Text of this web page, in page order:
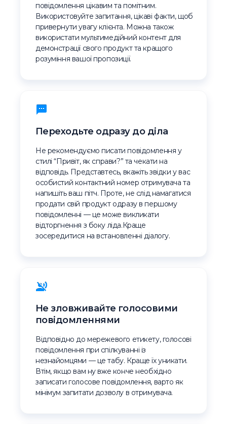
повідомлення цікавим та помітним.
Використовуйте запитання, цікаві факти, щоб
привернути увагу клієнта. Можна також
використати мультимедійний контент для
демонстрації свого продукт та кращого
розуміння вашої пропозиції.
Переходьте одразу до діла
Не рекомендуємо писати повідомлення у
стилі “Привіт, як справи?” та чекати на
відповідь. Представтесь, вкажіть звідки у вас
особистий контактний номер отримувача та
напишіть ваш пітч. Проте, не слід намагатися
продати свій продукт одразу в першому
повідомленні — це може викликати
відторгнення з боку ліда.Краще
зосередитися на встановленні діалогу.
Не зловживайте голосовими
повідомленнями
Відповідно до мережевого етикету, голосові
повідомлення при спілкуванні із
незнайомцями — це табу. Краще їх уникати.
Втім, якщо вам ну вже конче необхідно
записати голосове повідомлення, варто як
мінімум запитати дозволу в отримувача.